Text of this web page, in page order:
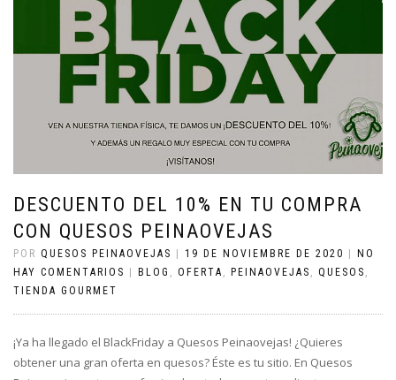
DESCUENTO DEL 10% EN TU COMPRA
CON QUESOS PEINAOVEJAS
POR QUESOS PEINAOVEJAS | 19 DE NOVIEMBRE DE 2020 | NO
HAY COMENTARIOS | BLOG OFERTA PEINAOVEJAS QUESOS
TIENDA GOURMET
¡Ya ha llegado el BlackFriday a Quesos Peinaovejas! ¿Quieres
obtener una gran oferta en quesos? Éste es tu sitio. En Quesos